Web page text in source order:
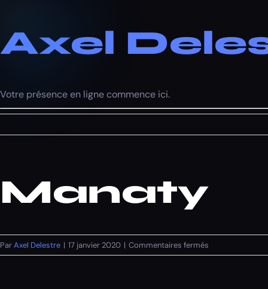
Axel
Votre présence en ligne commence ici.
Manaty
ParAxel Delestre | 17 janvier 2020 | Commentaires fermés
Manaty